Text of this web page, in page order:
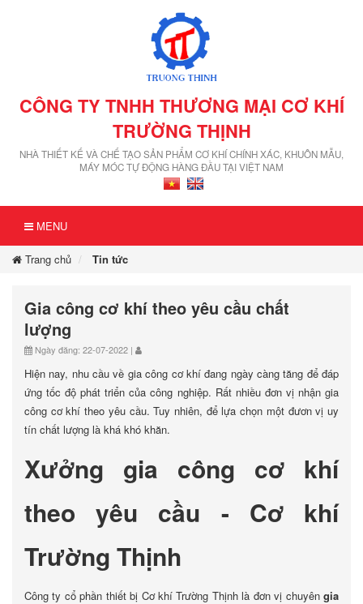
CÔNG TY TNHH THƯƠNG MẠI CƠ KHÍ
TRƯỜNG THỊNH
NHÀ THIẾT KẾ VÀ CHẾ TẠO SẢN PHẨM CƠ KHÍ CHÍNH XÁC, KHUÔN MẪU,
MÁY MÓC TỰ ĐỘNG HÀNG ĐẦU TẠI VIỆT NAM
MENU
Trang chủ Tin tức
Gia công cơ khí theo yêu cầu chất
lượng
Ngày đăng: 22-07-2022 |
Hiện nay, nhu cầu về gia công cơ khí đang ngày càng tăng để đáp
ứng tốc độ phát triển của công nghiệp. Rất nhiều đơn vị nhận gia
công cơ khí theo yêu cầu. Tuy nhiên, để lựa chọn một đươn vị uy
tín chất lượng là khá khó khăn.
Xưởng gia công cơ khí
theo yêu cầu - Cơ khí
Trường Thịnh
Công ty cổ phần thiết bị Cơ khí Trường Thịnh là đơn vị chuyên gia